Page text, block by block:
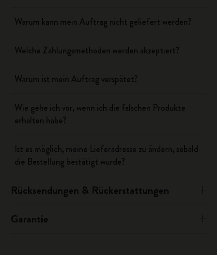
Warum kann mein Auftrag nicht geliefert werden?
Welche Zahlungsmethoden werden akzeptiert?
Warum ist mein Auftrag verspätet?
Wie gehe ich vor, wenn ich die falschen Produkte
erhalten habe?
Ist es möglich, meine Lieferadresse zu ändern, sobald
die Bestellung bestätigt wurde?
Rücksendungen & Rückerstattungen
Garantie